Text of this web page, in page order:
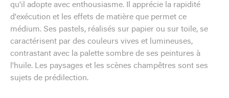
qu'il adopte avec enthousiasme. Il apprécie la rapidité
d'exécution et les effets de matière que permet ce
médium. Ses pastels, réalisés sur papier ou sur toile, se
caractérisent par des couleurs vives et lumineuses,
contrastant avec la palette sombre de ses peintures à
l'huile. Les paysages et les scènes champêtres sont ses
sujets de prédilection.